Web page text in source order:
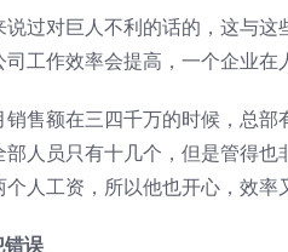
过对巨人不利的话的，这与
工作效率会提高，一个企业在
售额在三四千万的时候，总
人员只有十几个，但是管得
人工资，所以他也开心，效率
误